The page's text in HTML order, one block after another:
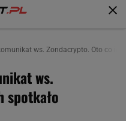
ws. Zondacrypto. Oto co ich
ws.
spotkało